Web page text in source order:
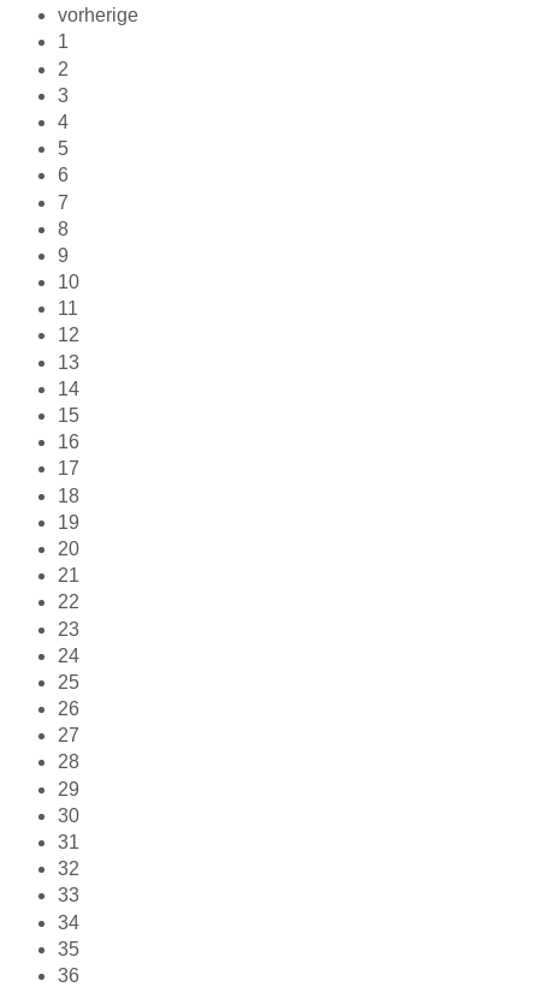
vorherige
1
2
3
4
5
6
7
8
9
10
11
12
13
14
15
16
17
18
19
20
21
22
23
24
25
26
27
28
29
30
31
32
33
34
35
36